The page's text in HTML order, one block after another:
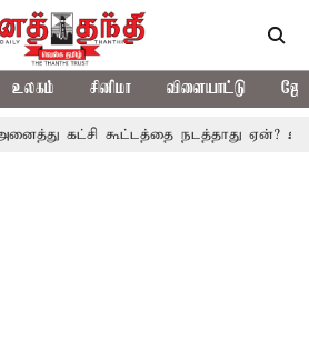
உலகம் சினிமா விளையாட்டு
கூட்டத்தை நடத்தாது ஏன்? உதயநிதி